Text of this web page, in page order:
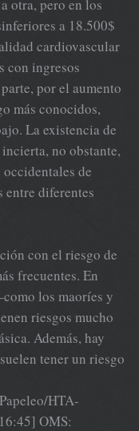
otra, pero en los
a 18.500$
cardiovascular
con ingresos
por el aumento
más conocidos,
La existencia de
no obstante,
de
entre diferentes
con el riesgo de
frecuentes. En
los maoríes y
riesgos mucho
Además, hay
tener un riesgo
HTA-
OMS: